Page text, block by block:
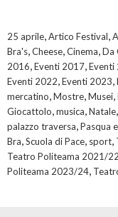
25 aprile,Artico Festival,
Bra's,Cheese,Cinema,Da
2016,Eventi 2017,Eventi
Eventi 2022,Eventi 2023,
mercatino,Mostre,Musei,
Giocattolo,musica,Natale,
palazzo traversa,Pasqua
Bra,Scuola di Pace, sport,
Teatro Politeama 2021/22
Politeama 2023/24,